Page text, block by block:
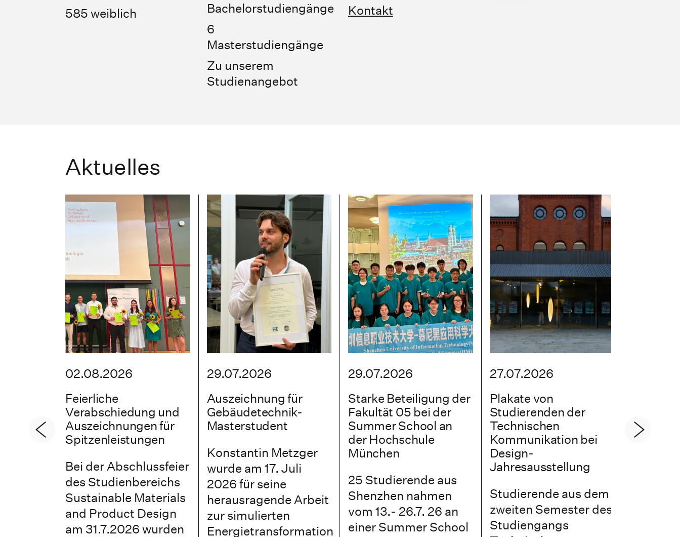
585 weiblich
Bachelorstudiengänge
6
Masterstudiengänge
Zu unserem
Studienangebot
Kontakt
Aktuelles
02.08.2026
Feierliche
Verabschiedung und
Auszeichnungen für
Spitzenleistungen
Bei der Abschlussfeier
des Studienbereichs
Sustainable Materials
and Product Design
am 31.7.2026 wurden
29.07.2026
Auszeichnung für
Gebäudetechnik-
Masterstudent
Konstantin Metzger
wurde am 17. Juli
2026 für seine
herausragende Arbeit
zur simulierten
Energietransformation
29.07.2026
Starke Beteiligung der
Fakultät 05 bei der
Summer School an
der Hochschule
München
25 Studierende aus
Shenzhen nahmen
vom 13.- 26.7. 26 an
einer Summer School
27.07.2026
Plakate von
Studierenden der
Technischen
Kommunikation bei
Design-
Jahresausstellung
Studierende aus dem
zweiten Semester des
Studiengangs